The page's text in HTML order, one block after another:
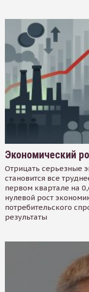
Экономический
Отрицать серьезные
становится все
первом квартале на
нулевой рост
потребительского
результаты